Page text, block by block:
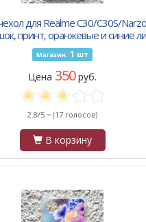
для Realme C30/C30S/
принт, оранжевые и синие
Магазин: 1 шт
Цена 350руб.
2.8/5 ~ (17 голосов)
В корзину